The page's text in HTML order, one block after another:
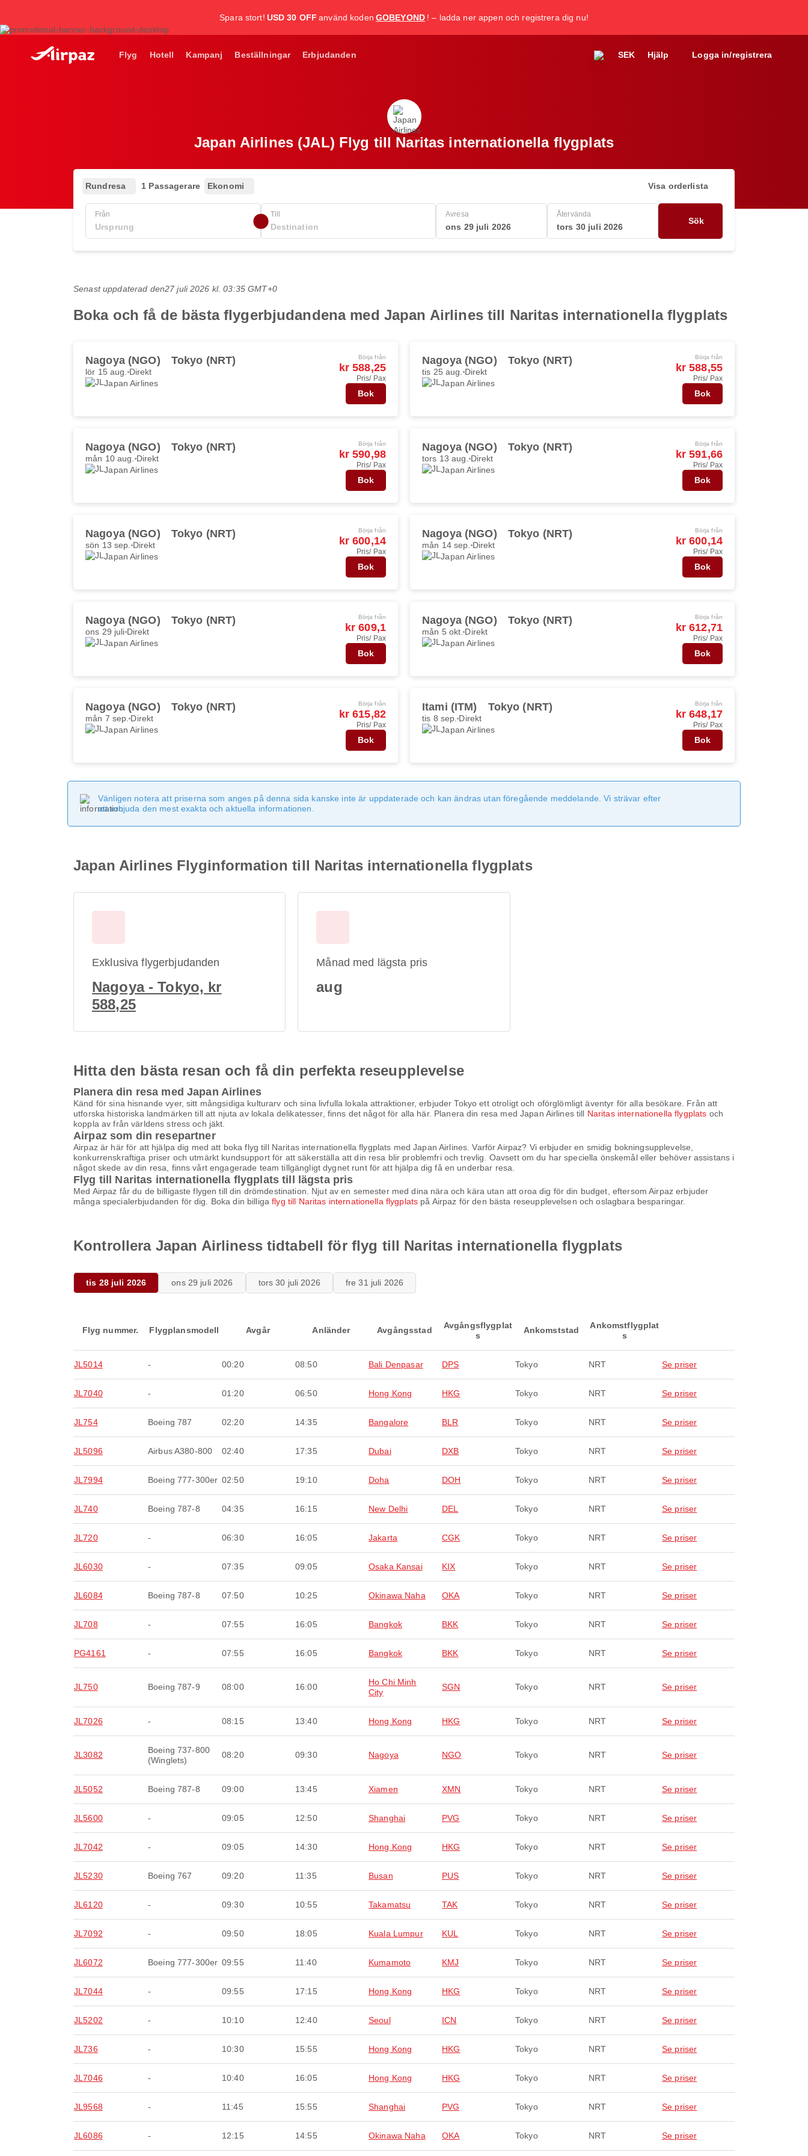
Spara stort! USD 30 OFF använd koden GOBEYOND ! – ladda ner appen och registrera dig nu!
Flyg Hotell Kampanj Beställningar Erbjudanden SEK Hjälp Logga in/registrera
Japan Airlines (JAL) Flyg till Naritas internationella flygplats
Rundresa 1 Passagerare Ekonomi Visa orderlista
Från Till Avresa
ons 29 juli 2026
Återvända
tors 30 juli 2026
Sök
Senast uppdaterad den27 juli 2026 kl. 03:35 GMT+0
Boka och få de bästa flygerbjudandena med Japan Airlines till Naritas internationella flygplats
Nagoya (NGO) Tokyo (NRT)
lör 15 aug. Direkt
Japan Airlines
Börja från
kr 588,25
Pris/ Pax
Bok
Nagoya (NGO) Tokyo (NRT)
tis 25 aug. Direkt
Japan Airlines
Börja från
kr 588,55
Pris/ Pax
Bok
Nagoya (NGO) Tokyo (NRT)
mån 10 aug. Direkt
Japan Airlines
Börja från
kr 590,98
Pris/ Pax
Bok
Nagoya (NGO) Tokyo (NRT)
tors 13 aug. Direkt
Japan Airlines
Börja från
kr 591,66
Pris/ Pax
Bok
Nagoya (NGO) Tokyo (NRT)
sön 13 sep. Direkt
Japan Airlines
Börja från
kr 600,14
Pris/ Pax
Bok
Nagoya (NGO) Tokyo (NRT)
mån 14 sep. Direkt
Japan Airlines
Börja från
kr 600,14
Pris/ Pax
Bok
Nagoya (NGO) Tokyo (NRT)
ons 29 juli Direkt
Japan Airlines
Börja från
kr 609,1
Pris/ Pax
Bok
Nagoya (NGO) Tokyo (NRT)
mån 5 okt. Direkt
Japan Airlines
Börja från
kr 612,71
Pris/ Pax
Bok
Nagoya (NGO) Tokyo (NRT)
mån 7 sep. Direkt
Japan Airlines
Börja från
kr 615,82
Pris/ Pax
Bok
Itami (ITM) Tokyo (NRT)
tis 8 sep. Direkt
Japan Airlines
Börja från
kr 648,17
Pris/ Pax
Bok
Vänligen notera att priserna som anges på denna sida kanske inte är uppdaterade och kan ändras utan föregående meddelande. Vi strävar efter
att erbjuda den mest exakta och aktuella informationen.
Japan Airlines Flyginformation till Naritas internationella flygplats
Exklusiva flygerbjudanden
Nagoya - Tokyo, kr
588,25
Månad med lägsta pris
aug
Hitta den bästa resan och få din perfekta reseupplevelse
Planera din resa med Japan Airlines
Känd för sina hisnande vyer, sitt mångsidiga kulturarv och sina livfulla lokala attraktioner, erbjuder Tokyo ett otroligt och oförglömligt äventyr för alla besökare. Från att
utforska historiska landmärken till att njuta av lokala delikatesser, finns det något för alla här. Planera din resa med Japan Airlines till Naritas internationella flygplats och
koppla av från världens stress och jäkt.
Airpaz som din resepartner
Airpaz är här för att hjälpa dig med att boka flyg till Naritas internationella flygplats med Japan Airlines. Varför Airpaz? Vi erbjuder en smidig bokningsupplevelse,
konkurrenskraftiga priser och utmärkt kundsupport för att säkerställa att din resa blir problemfri och trevlig. Oavsett om du har speciella önskemål eller behöver assistans i
något skede av din resa, finns vårt engagerade team tillgängligt dygnet runt för att hjälpa dig få en underbar resa.
Flyg till Naritas internationella flygplats till lägsta pris
Med Airpaz får du de billigaste flygen till din drömdestination. Njut av en semester med dina nära och kära utan att oroa dig för din budget, eftersom Airpaz erbjuder
många specialerbjudanden för dig. Boka din billigaflyg till Naritas internationella flygplats på Airpaz för den bästa reseupplevelsen och oslagbara besparingar.
Kontrollera Japan Airliness tidtabell för flyg till Naritas internationella flygplats
tis 28 juli 2026 ons 29 juli 2026 tors 30 juli 2026 fre 31 juli 2026
Flyg nummer. Flygplansmodell Avgår Anländer Avgångsstad
Avgångsflygplat
s
Ankomststad
Ankomstflygplat
s
JL5014 - 00:20 08:50 Bali Denpasar DPS Tokyo NRT Se priser
JL7040 - 01:20 06:50 Hong Kong HKG Tokyo NRT Se priser
JL754 Boeing 787 02:20 14:35 Bangalore BLR Tokyo NRT Se priser
JL5096 Airbus A380-800 02:40 17:35 Dubai DXB Tokyo NRT Se priser
JL7994 Boeing 777-300er 02:50 19:10 Doha DOH Tokyo NRT Se priser
JL740 Boeing 787-8 04:35 16:15 New Delhi DEL Tokyo NRT Se priser
JL720 - 06:30 16:05 Jakarta CGK Tokyo NRT Se priser
JL6030 - 07:35 09:05 Osaka Kansai KIX Tokyo NRT Se priser
JL6084 Boeing 787-8 07:50 10:25 Okinawa Naha OKA Tokyo NRT Se priser
JL708 - 07:55 16:05 Bangkok BKK Tokyo NRT Se priser
PG4161 - 07:55 16:05 Bangkok BKK Tokyo NRT Se priser
JL750 Boeing 787-9 08:00 16:00
Ho Chi Minh
City
SGN Tokyo NRT Se priser
JL7026 - 08:15 13:40 Hong Kong HKG Tokyo NRT Se priser
JL3082
Boeing 737-800
(Winglets)
08:20 09:30 Nagoya NGO Tokyo NRT Se priser
JL5052 Boeing 787-8 09:00 13:45 Xiamen XMN Tokyo NRT Se priser
JL5600 - 09:05 12:50 Shanghai PVG Tokyo NRT Se priser
JL7042 - 09:05 14:30 Hong Kong HKG Tokyo NRT Se priser
JL5230 Boeing 767 09:20 11:35 Busan PUS Tokyo NRT Se priser
JL6120 - 09:30 10:55 Takamatsu TAK Tokyo NRT Se priser
JL7092 - 09:50 18:05 Kuala Lumpur KUL Tokyo NRT Se priser
JL6072 Boeing 777-300er 09:55 11:40 Kumamoto KMJ Tokyo NRT Se priser
JL7044 - 09:55 17:15 Hong Kong HKG Tokyo NRT Se priser
JL5202 - 10:10 12:40 Seoul ICN Tokyo NRT Se priser
JL736 - 10:30 15:55 Hong Kong HKG Tokyo NRT Se priser
JL7046 - 10:40 16:05 Hong Kong HKG Tokyo NRT Se priser
JL9568 - 11:45 15:55 Shanghai PVG Tokyo NRT Se priser
JL6086 - 12:15 14:55 Okinawa Naha OKA Tokyo NRT Se priser